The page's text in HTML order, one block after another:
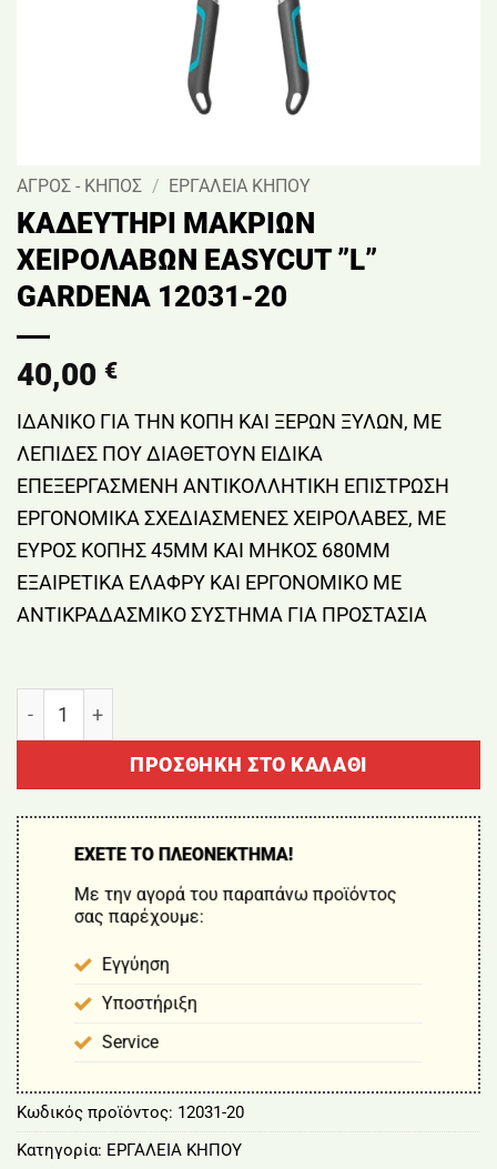
ΑΓΡΟΣ - ΚΗΠΟΣ / ΕΡΓΑΛΕΙΑ ΚΗΠΟΥ
ΚΑΔΕΥΤΗΡΙ ΜΑΚΡΙΩΝ
ΧΕΙΡΟΛΑΒΩΝ EASYCUT ”L”
GARDENA 12031-20
40,00 €
ΙΔΑΝΙΚΟ ΓΙΑ ΤΗΝ ΚΟΠΗ ΚΑΙ ΞΕΡΩΝ ΞΥΛΩΝ, ΜΕ
ΛΕΠΙΔΕΣ ΠΟΥ ΔΙΑΘΕΤΟΥΝ ΕΙΔΙΚΑ
ΕΠΕΞΕΡΓΑΣΜΕΝΗ ΑΝΤΙΚΟΛΛΗΤΙΚΗ ΕΠΙΣΤΡΩΣΗ
ΕΡΓΟΝΟΜΙΚΑ ΣΧΕΔΙΑΣΜΕΝΕΣ ΧΕΙΡΟΛΑΒΕΣ, ΜΕ
ΕΥΡΟΣ ΚΟΠΗΣ 45ΜΜ ΚΑΙ ΜΗΚΟΣ 680ΜΜ
ΕΞΑΙΡΕΤΙΚΑ ΕΛΑΦΡΥ ΚΑΙ ΕΡΓΟΝΟΜΙΚΟ ΜΕ
ΑΝΤΙΚΡΑΔΑΣΜΙΚΟ ΣΥΣΤΗΜΑ ΓΙΑ ΠΡΟΣΤΑΣΙΑ
ΠΡΟΣΘΉΚΗ ΣΤΟ ΚΑΛΆΘΙ
ΕΧΕΤΕ ΤΟ ΠΛΕΟΝΕΚΤΗΜΑ!
Με την αγορά του παραπάνω προϊόντος
σας παρέχουμε:
Εγγύηση
Υποστήριξη
Service
Κωδικός προϊόντος: 12031-20
Κατηγορία: ΕΡΓΑΛΕΙΑ ΚΗΠΟΥ